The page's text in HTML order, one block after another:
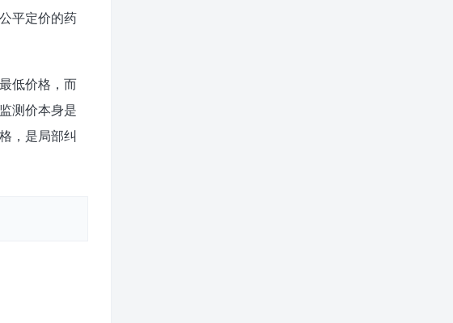
平定价的药
低价格，而
测价本身是
，是局部纠